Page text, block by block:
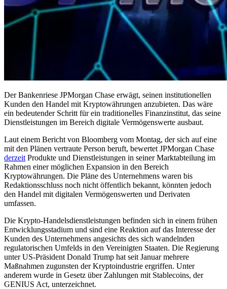
Der Bankenriese JPMorgan Chase erwägt, seinen institutionellen
Kunden den Handel mit Kryptowährungen anzubieten. Das wäre
ein bedeutender Schritt für ein traditionelles Finanzinstitut, das seine
Dienstleistungen im Bereich digitale Vermögenswerte ausbaut.
Laut einem Bericht von Bloomberg vom Montag, der sich auf eine
mit den Plänen vertraute Person beruft, bewertet JPMorgan Chase
derzeit Produkte und Dienstleistungen in seiner Marktabteilung im
Rahmen einer möglichen Expansion in den Bereich
Kryptowährungen. Die Pläne des Unternehmens waren bis
Redaktionsschluss noch nicht öffentlich bekannt, könnten jedoch
den Handel mit digitalen Vermögenswerten und Derivaten
umfassen.
Die Krypto-Handelsdienstleistungen befinden sich in einem frühen
Entwicklungsstadium und sind eine Reaktion auf das Interesse der
Kunden des Unternehmens angesichts des sich wandelnden
regulatorischen Umfelds in den Vereinigten Staaten. Die Regierung
unter US-Präsident Donald Trump hat seit Januar mehrere
Maßnahmen zugunsten der Kryptoindustrie ergriffen. Unter
anderem wurde in Gesetz über Zahlungen mit Stablecoins, der
GENIUS Act, unterzeichnet.